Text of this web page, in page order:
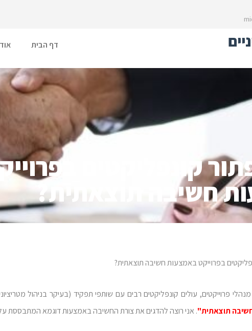
דף הבית
קונפליקטים
חשיבה תוצאתית?
בפרוייקט באמצעות חשיבה תוצאתית?
פרוייקטים, עולים קונפליקטים רבים עם שותפי תפקיד (בעיקר בניהול
תוצאתית". אני רוצה להדגים את צורת החשיבה באמצעות דוגמא המתבססת